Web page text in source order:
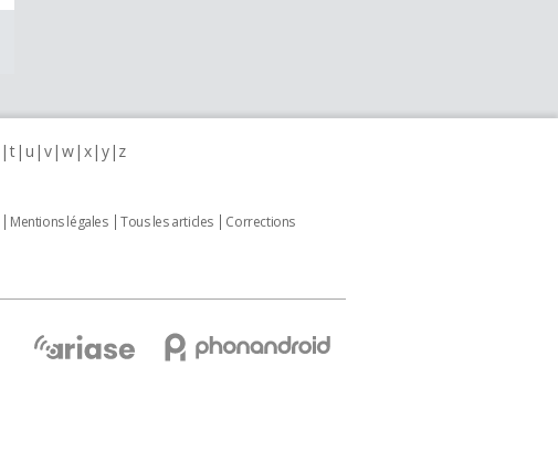
t u v w x y z
Mentions légales Tous les articles
Corrections